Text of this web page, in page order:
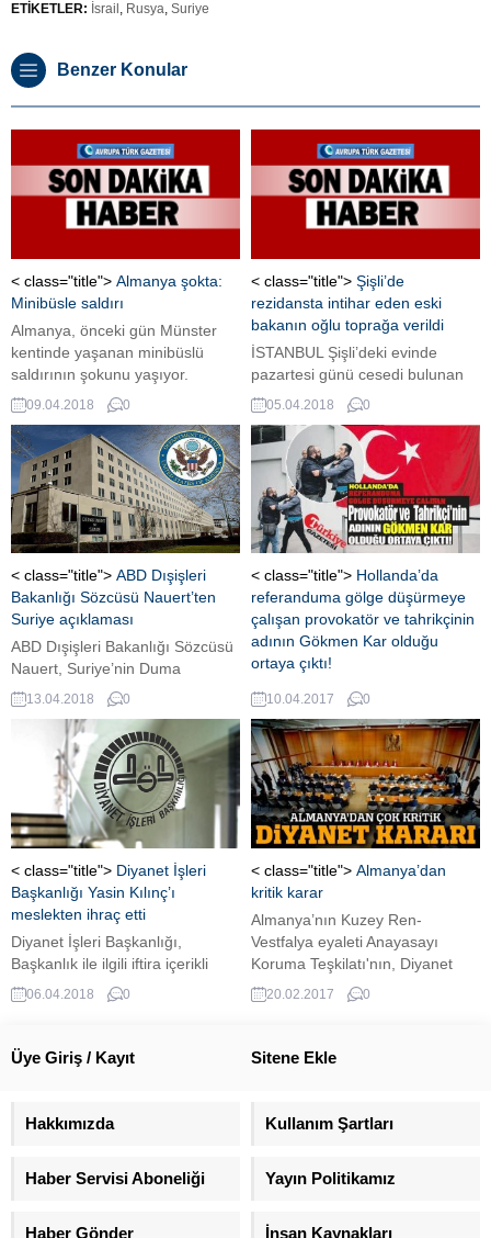
ETİKETLER: İsrail , Rusya, Suriye
Benzer Konular
< class="title"> Almanya şokta:
Minibüsle saldırı
Almanya, önceki gün Münster
kentinde yaşanan minibüslü
saldırının şokunu yaşıyor.
Saldırganla birlikte üç kişinin
öldüğü, 6’sı ağır 20 kişinin
yaralandığı saldırıyı düzenleyen
48 yaşındaki Alman Jens R.’nin
radikal sağ çevrelerle bağlantısı
araştırılıyor. Polis, saldırıda
siyasi bir neden görünmediğini
açıkladı. ALMANYA, nihayet
bahar havasına girdiği geçen
cumartesi minibüs saldırısıyla
sarsıldı. 17’nci...
09.04.2018 0
< class="title"> Şişli’de
rezidansta intihar eden eski
bakanın oğlu toprağa verildi
İSTANBUL Şişli’deki evinde
pazartesi günü cesedi bulunan
KKTC eski Eğitim Bakanı Canan
Öztoprak’ın işinsanı oğlu Çetin
Öztoprak, Lefkoşa’ya getirilerek
son yolculuğuna uğurlandı.
05.04.2018 0
< class="title"> ABD Dışişleri
Bakanlığı Sözcüsü Nauert’ten
Suriye açıklaması
ABD Dışişleri Bakanlığı Sözcüsü
Nauert, Suriye’nin Duma
bölgesinde düzenlenen kimyasal
saldırıyı Suriye Hükümeti’nin
gerçekleştirdiğinden emin
olduklarını söyledi ABD Dışişleri
Bakanlığı Sözcüsü Heather
Nauert, Suriye’nin Duma
bölgesinde düzenlenen kimyasal
saldırıyı Suriye Hükümeti’nin
gerçekleştirdiğinden emin
olduklarını söyledi. AA’nın
haberine göre Sözcü Nauert,
Rusya’nın, Duma’daki saldırının
arkasında İngiltere’nin olduğu
yönündeki iddiasını
değerlendirdi....
13.04.2018 0
< class="title"> Hollanda’da
referanduma gölge düşürmeye
çalışan provokatör ve tahrikçinin
adının Gökmen Kar olduğu
ortaya çıktı!
Hollanda'da referandum
işlemlerinin devam ettiği 5-9
Nisan tarihlerinin ikinci günü olan
6 Nisan tarihinde Rotterdam
bölgesi sandıklarının bulunduğu
De Werf 11 Den Haag (Lahey)
adresindeki GIA Trade &
Exhibition Center salonundaki
kavga oldukça dikkat çekmişti.
10.04.2017 0
< class="title"> Diyanet İşleri
Başkanlığı Yasin Kılınç’ı
meslekten ihraç etti
Diyanet İşleri Başkanlığı,
Başkanlık ile ilgili iftira içerikli
bilgiler yayınlayan bir internet
sitesinin kurucusu ve yöneticisi
Abidin Hoca Camii İmam Hatibi
06.04.2018 0
< class="title"> Almanya’dan
kritik karar
Almanya’nın Kuzey Ren-
Vestfalya eyaleti Anayasayı
Koruma Teşkilatı'nın, Diyanet
İşleri Türk İslam Birliğinin (DİTİB)
kurum olarak casusluk yaptığına
tespitinde bulunduğu öğrenildi.
20.02.2017 0
Üye Giriş / Kayıt Sitene Ekle
Hakkımızda Kullanım Şartları
Haber Servisi Aboneliği Yayın Politikamız
Haber Gönder İnsan Kaynakları